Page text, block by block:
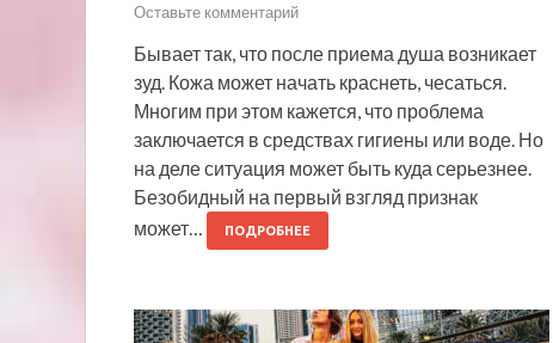
Оставьте комментарий
Бывает так, что после приема душа возникает
зуд. Кожа может начать краснеть, чесаться.
Многим при этом кажется, что проблема
заключается в средствах гигиены или воде. Но
на деле ситуация может быть куда серьезнее.
Безобидный на первый взгляд признак
может…
ПОДРОБНЕЕ